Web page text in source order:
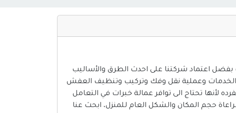
اعتماد شركتنا على احدث الطرق والأساليب
الخدمات وعملية نقل وفك وتركيب وتنظيف العفش
لأنها تحتاج الى توافر عمالة خبرات في التعامل
حجم المكان والشكل العام للمنزل، ابحث عنا